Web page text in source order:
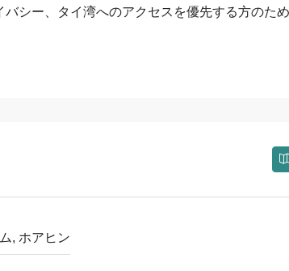
シー、タイ湾へのアクセスを優先する方のた
, ホアヒン